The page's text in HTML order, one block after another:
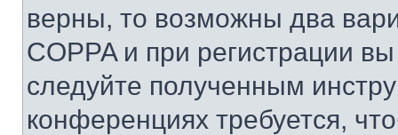
верны, то возможны два
COPPA и при регистрации
следуйте полученным
конференциях требуется,